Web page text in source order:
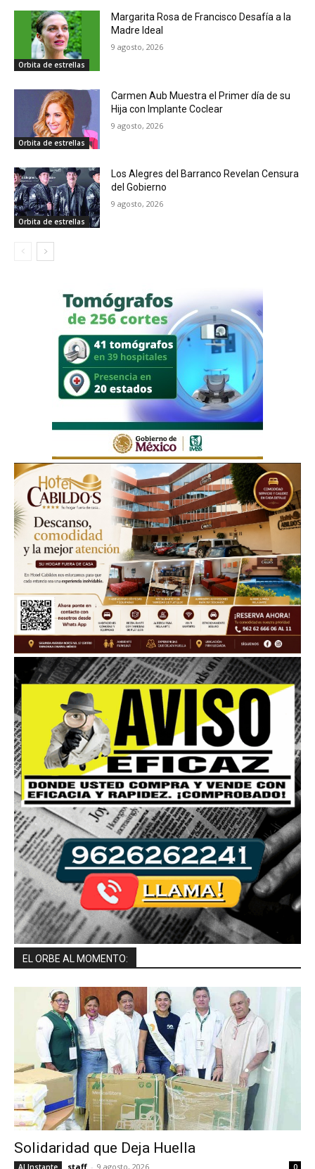
Orbita de estrellas
Margarita Rosa de Francisco Desafía a la
Madre Ideal
9 agosto, 2026
Orbita de estrellas
Carmen Aub Muestra el Primer día de su
Hija con Implante Coclear
9 agosto, 2026
Orbita de estrellas
Los Alegres del Barranco Revelan Censura
del Gobierno
9 agosto, 2026
EL ORBE AL MOMENTO:
Solidaridad que Deja Huella
Al Instante staff - 9 agosto, 2026 0